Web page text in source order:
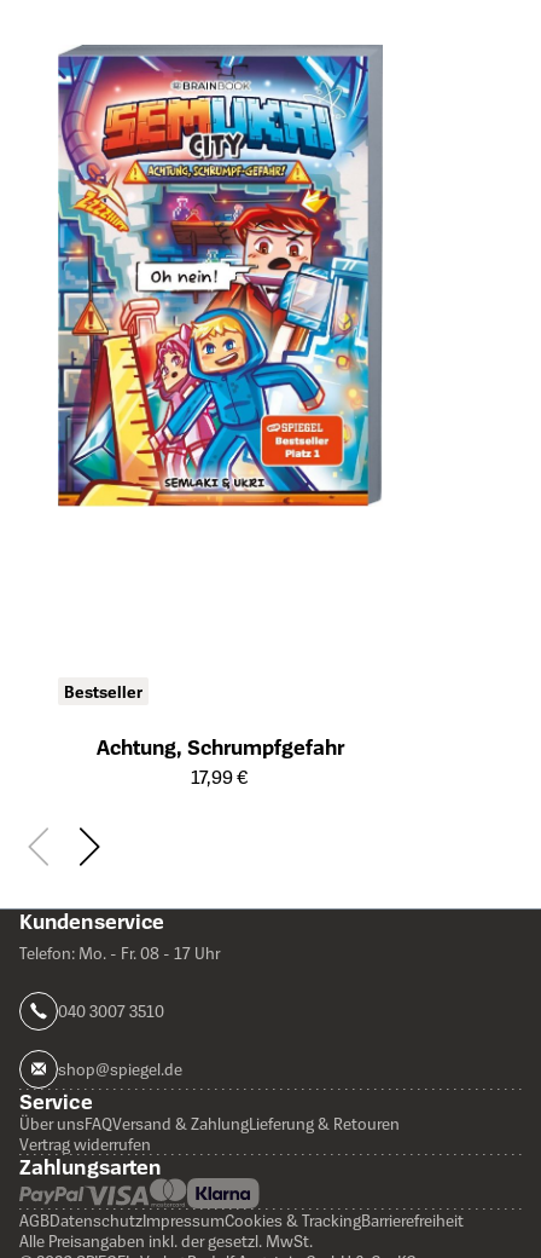
Bestseller
Achtung, Schrumpfgefahr
Öffnet die Detailseite des Produkts
17,99 €
Kundenservice
Telefon: Mo. - Fr. 08 - 17 Uhr
040 3007 3510
shop@spiegel.de
Service
Über unsFAQVersand & ZahlungLieferung & Retouren
Vertrag widerrufen
Zahlungsarten
AGBDatenschutzImpressumCookies & TrackingBarrierefreiheit
Alle Preisangaben inkl. der gesetzl. MwSt.